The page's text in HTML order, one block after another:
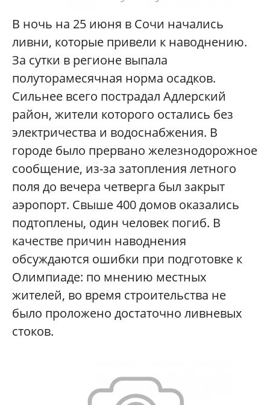
В ночь на 25 июня в Сочи начались
ливни, которые привели к наводнению.
За сутки в регионе выпала
полуторамесячная норма осадков.
Сильнее всего пострадал Адлерский
район, жители которого остались без
электричества и водоснабжения. В
городе было прервано железнодорожное
сообщение, из-за затопления летного
поля до вечера четверга был закрыт
аэропорт. Свыше 400 домов оказались
подтоплены, один человек погиб. В
качестве причин наводнения
обсуждаются ошибки при подготовке к
Олимпиаде: по мнению местных
жителей, во время строительства не
было проложено достаточно ливневых
стоков.